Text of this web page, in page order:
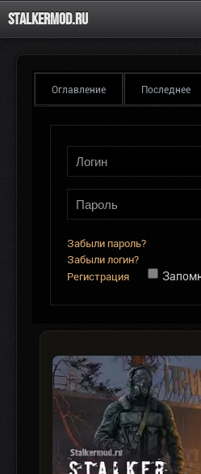
Stalkermod.ru
Оглавление Последнее
Забыли пароль?
Забыли логин?
Регистрация